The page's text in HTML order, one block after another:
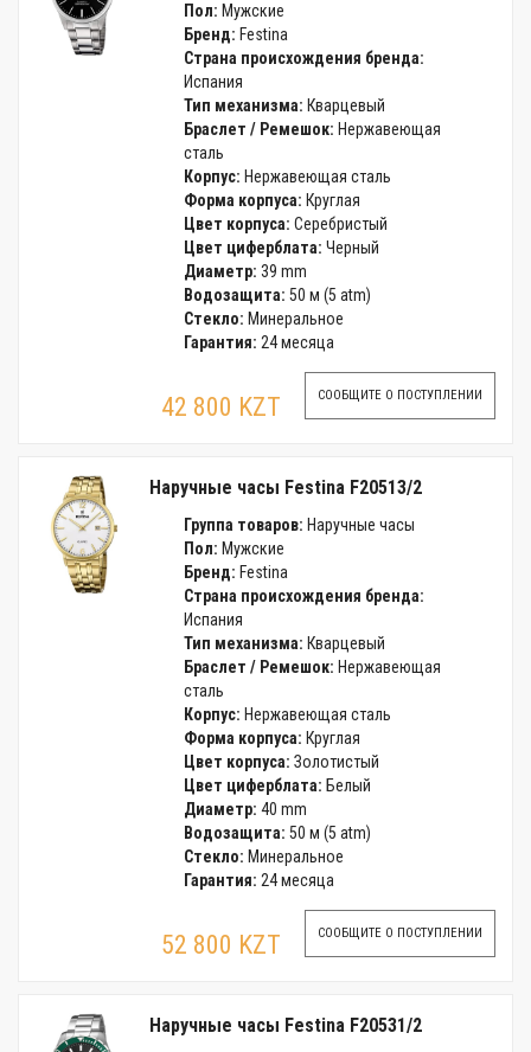
Пол: Мужские
Бренд: Festina
Страна происхождения бренда:
Испания
Тип механизма: Кварцевый
Браслет / Ремешок: Нержавеющая
сталь
Корпус: Нержавеющая сталь
Форма корпуса: Круглая
Цвет корпуса: Серебристый
Цвет циферблата: Черный
Диаметр: 39 mm
Водозащита: 50 м (5 atm)
Стекло: Минеральное
Гарантия: 24 месяца
42 800 KZT СООБЩИТЕ О ПОСТУПЛЕНИИ
Наручные часы Festina F20513/2
Группа товаров: Наручные часы
Пол: Мужские
Бренд: Festina
Страна происхождения бренда:
Испания
Тип механизма: Кварцевый
Браслет / Ремешок: Нержавеющая
сталь
Корпус: Нержавеющая сталь
Форма корпуса: Круглая
Цвет корпуса: Золотистый
Цвет циферблата: Белый
Диаметр: 40 mm
Водозащита: 50 м (5 atm)
Стекло: Минеральное
Гарантия: 24 месяца
52 800 KZT СООБЩИТЕ О ПОСТУПЛЕНИИ
Наручные часы Festina F20531/2